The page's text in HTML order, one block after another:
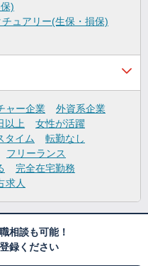
)
チュアリー(生保・損保)
ャー企業
外資系企業
以上
女性が活躍
タイム
転勤なし
フリーランス
完全在宅勤務
求人
相談も可能！
録ください